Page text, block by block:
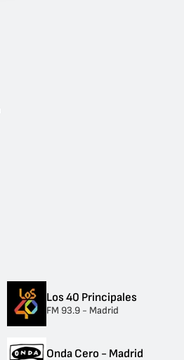
Los 40 Principales
FM 93.9 - Madrid
Onda Cero - Madrid